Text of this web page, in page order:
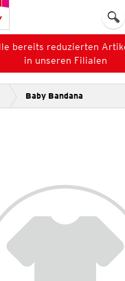
bereits reduzierten
in unseren Filialen
Baby Bandana